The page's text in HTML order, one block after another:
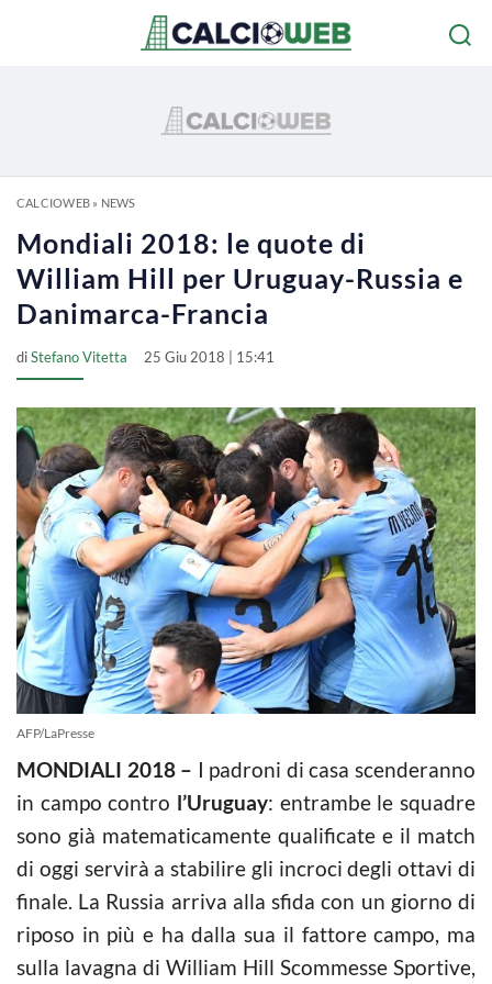
CALCIOWEB» NEWS
Mondiali 2018: le quote di
William Hill per Uruguay-Russia e
Danimarca-Francia
diStefano Vitetta 25 Giu 2018 | 15:41
AFP/LaPresse
MONDIALI 2018 – I padroni di casa scenderanno
in campo contro l’Uruguay: entrambe le squadre
sono già matematicamente qualificate e il match
di oggi servirà a stabilire gli incroci degli ottavi di
finale. La Russia arriva alla sfida con un giorno di
riposo in più e ha dalla sua il fattore campo, ma
sulla lavagna di William Hill Scommesse Sportive,